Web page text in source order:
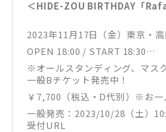
＜HIDE-ZOU BIRTHDAY「
2023年11月17日（金）東京・
OPEN 18:00 / START 18:30
※オールスタンディング、マス
一般Bチケット発売中！
￥7,700（税込・D代別）※お一
一般発売：2023/10/28（土）
受付URL